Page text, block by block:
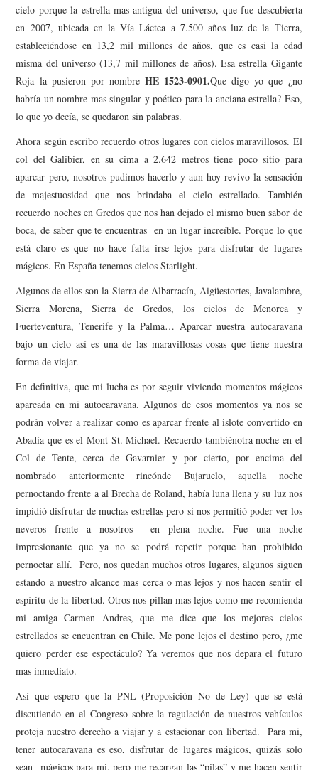
cielo porque la estrella mas antigua del universo, que fue descubierta
en 2007, ubicada en la Vía Láctea a 7.500 años luz de la Tierra​,
estableciéndose en 13,2 mil millones de años, que es casi la edad
misma deluniverso(13,7 mil millones de años). Esa estrella Gigante
Roja la pusieron por nombreHE 1523-0901.Que digo yo que ¿no
habría un nombre mas singular y poético para la anciana estrella? Eso,
lo que yo decía,se quedaron sin palabras.
Ahora según escribo recuerdo otros lugares con cielos maravillosos. El
col del Galibier, en su cima a 2.642 metros tiene poco sitio para
aparcar pero, nosotros pudimos hacerlo y aun hoy revivo la sensación
de majestuosidad que nos brindaba el cielo estrellado. También
recuerdo noches en Gredos que nos han dejado el mismo buen sabor de
boca, de saber que te encuentras en un lugar increíble.Porque lo que
está claro es que no hace falta irse lejos para disfrutar de lugares
mágicos. En España tenemos cielosStarlight.
Algunos de ellos son la Sierra de Albarracín, Aigüestortes, Javalambre,
Sierra Morena, Sierra de Gredos, los cielos de Menorca y
Fuerteventura, Tenerife y la Palma… Aparcar nuestra autocaravana
bajo un cielo así es una de las maravillosas cosas que tiene nuestra
forma de viajar.
En definitiva, que mi lucha es por seguir viviendo momentos mágicos
aparcada en mi autocaravana. Algunos de esos momentos ya nos se
podrán volver a realizar como es aparcar frente al islote convertido en
Abadía que es el Mont St. Michael. Recuerdo tambiénotra noche en el
Col de Tente, cerca de Gavarnier y por cierto, por encima del
nombrado anteriormente rincónde Bujaruelo, aquella noche
pernoctando frente a al Brecha de Roland, había luna llena y su luz nos
impidió disfrutar de muchas estrellas pero si nos permitió poder ver los
neveros frente a nosotros en plena noche. Fue una noche
impresionante que ya no se podrá repetir porque han prohibido
pernoctar allí. Pero, nos quedan muchosotros lugares, algunos siguen
estando a nuestro alcance mas cerca o mas lejos y nos hacen sentir el
espíritu de la libertad. Otros nos pillan mas lejos como me recomienda
mi amiga Carmen Andres,que me dice que los mejores cielos
estrellados se encuentran en Chile. Me pone lejos el destino pero, ¿me
quiero perder ese espectáculo? Ya veremos que nos depara el futuro
mas inmediato.
Así que espero que la PNL (Proposición No de Ley) que se está
discutiendo en el Congreso sobre la regulación de nuestros vehículos
proteja nuestro derecho a viajar y a estacionar con libertad. Para mi,
tener autocaravana es eso, disfrutar de lugares mágicos, quizás solo
sean mágicos para mi, pero me recargan las “pilas” y me hacen sentir